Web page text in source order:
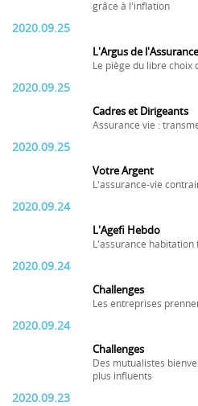
grâce à l'inflation
2020.09.25
L'Argus de l'Assurance
Le piège du libre choix
2020.09.25
Cadres et Dirigeants
Assurance vie :
2020.09.25
Votre Argent
L'assurance-vie
2020.09.24
L'Agefi Hebdo
L'assurance habitation
2020.09.24
Challenges
Les entreprises
2020.09.24
Challenges
Des mutualistes
plus influents
2020.09.23